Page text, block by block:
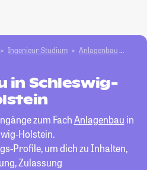
Ingenieur-Studium Anlagenbau
in Schleswig-
zum FachAnlagenbau in
Holstein.
Profile, um dich zu Inhalten,
Zulassung